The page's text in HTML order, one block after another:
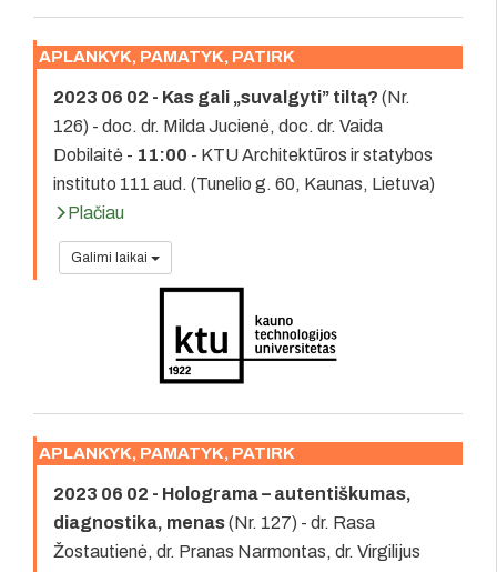
APLANKYK, PAMATYK, PATIRK
2023 06 02 - Kas gali „suvalgyti” tiltą? (Nr.
126) - doc. dr. Milda Jucienė, doc. dr. Vaida
Dobilaitė - 11:00 - KTU Architektūros ir statybos
instituto 111 aud. (Tunelio g. 60, Kaunas, Lietuva)
Plačiau
Galimi laikai
APLANKYK, PAMATYK, PATIRK
2023 06 02 - Holograma – autentiškumas,
diagnostika, menas(Nr. 127) - dr. Rasa
Žostautienė, dr. Pranas Narmontas, dr. Virgilijus